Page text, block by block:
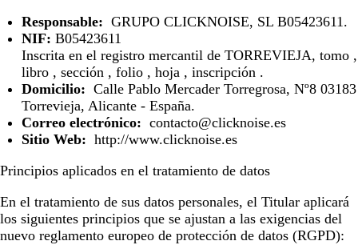
Responsable: GRUPO CLICKNOISE, SL B05423611.
NIF: B05423611
Inscrita en el registro mercantil de TORREVIEJA, tomo ,
libro , sección , folio , hoja , inscripción .
Domicilio: Calle Pablo Mercader Torregrosa, Nº8 03183
Torrevieja, Alicante - España.
Correo electrónico: contacto@clicknoise.es
Sitio Web: http://www.clicknoise.es
Principios aplicados en el tratamiento de datos
En el tratamiento de sus datos personales, el Titular aplicará
los siguientes principios que se ajustan a las exigencias del
nuevo reglamento europeo de protección de datos (RGPD):